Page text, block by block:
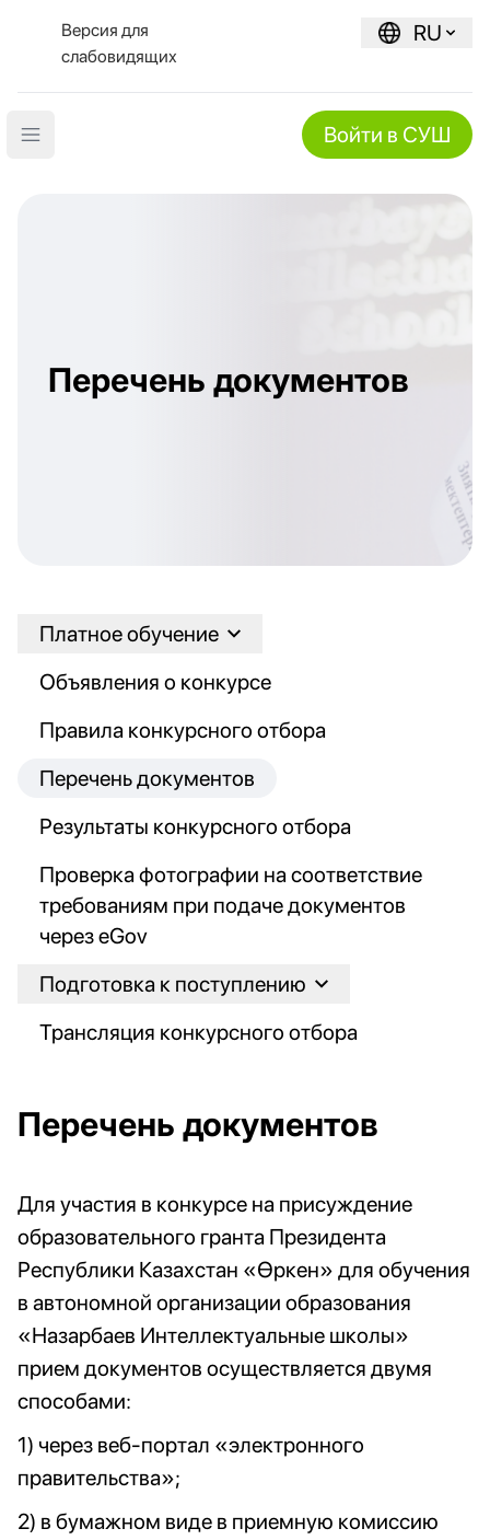
Версия для
слабовидящих
RU
Open main menu Войти в СУШ
Перечень документов
Платное обучение
Объявления о конкурсе
Правила конкурсного отбора
Перечень документов
Результаты конкурсного отбора
Проверка фотографии на соответствие
требованиям при подаче документов
через eGov
Подготовка к поступлению
Трансляция конкурсного отбора
Перечень документов
Для участия в конкурсе на присуждение
образовательного гранта Президента
Республики Казахстан «Өркен» для обучения
в автономной организации образования
«Назарбаев Интеллектуальные школы»
прием документов осуществляется двумя
способами:
1) через веб-портал «электронного
правительства»;
2) в бумажном виде в приемную комиссию